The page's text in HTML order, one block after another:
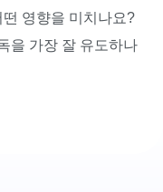
영향을 미치나요?
을 가장 잘 유도하나